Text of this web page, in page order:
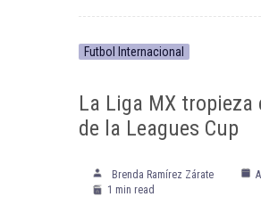
Futbol Internacional
La Liga MX tropieza
de la Leagues Cup
Brenda Ramírez Zárate
1 min read